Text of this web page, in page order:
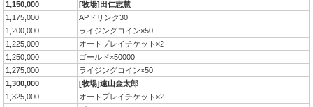
1,150,000
[牧場]田仁志慧
1,175,000
APドリンク30
1,200,000
ライジングコイン×50
1,225,000
オートプレイチケット×2
1,250,000
ゴールド×50000
1,275,000
ライジングコイン×50
1,300,000
[牧場]遠山金太郎
1,325,000
オートプレイチケット×2